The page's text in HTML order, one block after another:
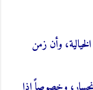
وأن زمن